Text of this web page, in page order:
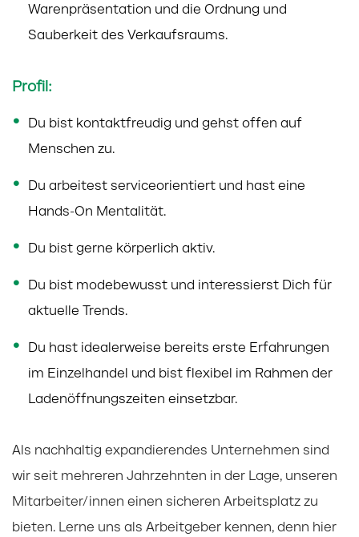
Warenpräsentation und die Ordnung und
Sauberkeit des Verkaufsraums.
Profil:
Du bist kontaktfreudig und gehst offen auf
Menschen zu.
Du arbeitest serviceorientiert und hast eine
Hands-On Mentalität.
Du bist gerne körperlich aktiv.
Du bist modebewusst und interessierst Dich für
aktuelle Trends.
Du hast idealerweise bereits erste Erfahrungen
im Einzelhandel und bist flexibel im Rahmen der
Ladenöffnungszeiten einsetzbar.
Als nachhaltig expandierendes Unternehmen sind
wir seit mehreren Jahrzehnten in der Lage, unseren
Mitarbeiter/innen einen sicheren Arbeitsplatz zu
bieten. Lerne uns als Arbeitgeber kennen, denn hier